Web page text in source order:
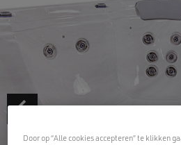
Door op “Alle cookies accepteren” te klikken